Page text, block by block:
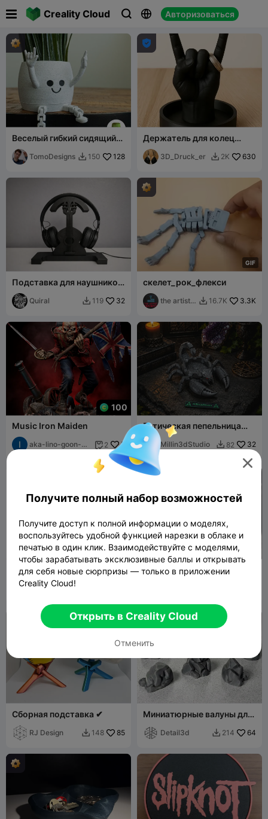
Creality Cloud   Авторизоваться

Веселый гибкий сидящий
горшок с руками в жесте
рок-н-ролла
TomoDesigns  150 128

Держатель для колец
"Rock on"
3D_Druck_er  2K 630
Подставка для наушников
в форме гитары -
Наушники
Quiral  119 32
GIF
скелет_рок_флекси
the artist
 16.7K 3.3K
100
Music Iron Maiden
aka-lino-goon-
 2 5
Готическая пепельница
"Каменный скорпион"
Millin3dStudio  82 32
Skull-shaped rock hide for
terrariums
Bidziu
Hells Bells AC/DC
Сборная подставка ✔
RJ Design  148 85
Миниатюрные валуны для
Detail3d  214 64

Получите полный набор возможностей
Получите доступ к полной информации о моделях,
воспользуйтесь удобной функцией нарезки в облаке и
печатью в один клик. Взаимодействуйте с моделями,
чтобы зарабатывать эксклюзивные баллы и открывать
для себя новые сюрпризы — только в приложении
Creality Cloud!
Открыть в Creality Cloud
Отменить